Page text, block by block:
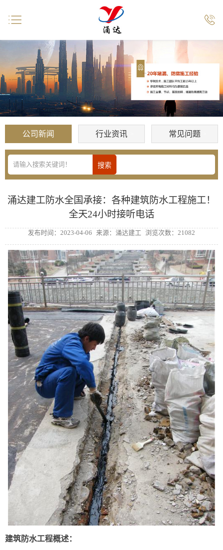
公司新闻 行业资讯 常见问题
涌达建工防水全国承接：各种建筑防水工程施工！
全天24小时接听电话
发布时间：2023-04-06 来源：涌达建工 浏览次数：21082
建筑防水工程概述：
 